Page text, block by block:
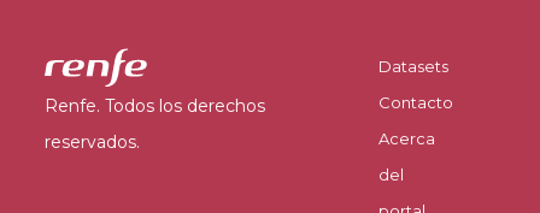
Renfe. Todos los derechos
reservados.
Datasets
Contacto
Acerca
del